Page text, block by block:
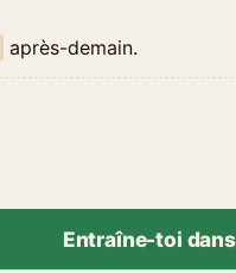
après-demain.
Entraîne-toi